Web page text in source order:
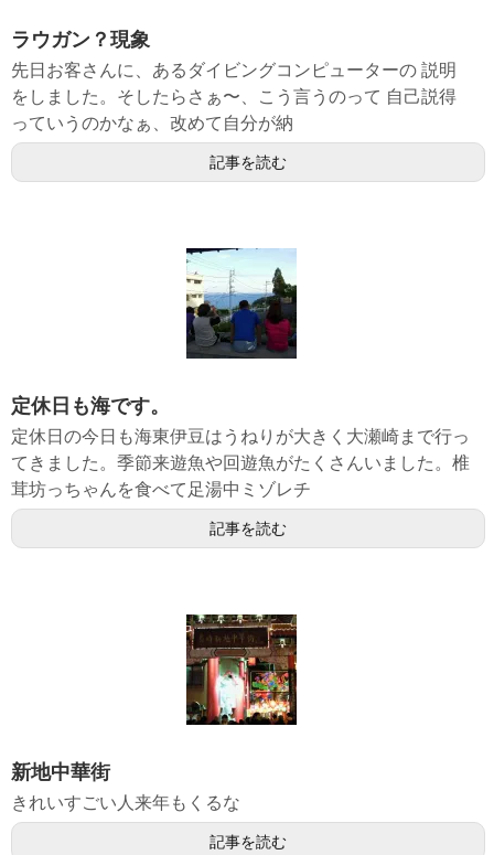
ラウガン？現象
先日お客さんに、あるダイビングコンピューターの 説明
をしました。そしたらさぁ〜、こう言うのって 自己説得
っていうのかなぁ、改めて自分が納
記事を読む
定休日も海です。
定休日の今日も海東伊豆はうねりが大きく大瀬崎まで行っ
てきました。季節来遊魚や回遊魚がたくさんいました。椎
茸坊っちゃんを食べて足湯中ミゾレチ
記事を読む
新地中華街
きれいすごい人来年もくるな
記事を読む